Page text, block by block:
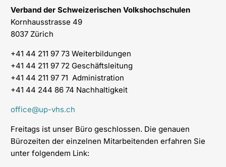
Verband der Schweizerischen Volkshochschulen
Kornhausstrasse 49
8037 Zürich
+41 44 211 97 73 Weiterbildungen
+41 44 211 97 72 Geschäftsleitung
+41 44 211 97 71 Administration
+41 44 244 86 74 Nachhaltigkeit
office@up-vhs.ch
Freitags ist unser Büro geschlossen. Die genauen
Bürozeiten der einzelnen Mitarbeitenden erfahren Sie
unter folgendem Link: